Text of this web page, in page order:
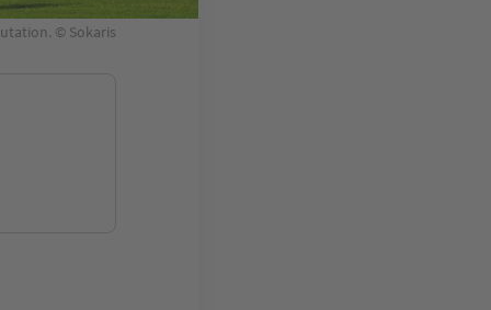
© Sokaris